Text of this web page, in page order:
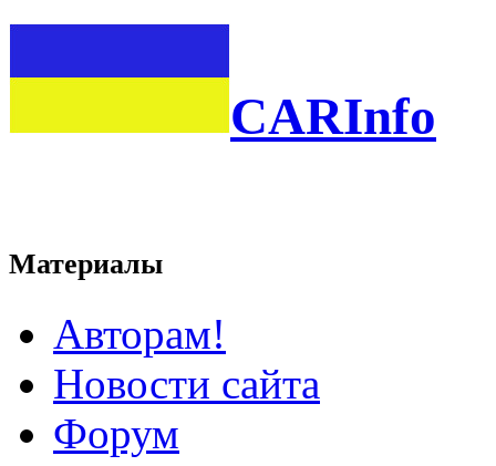
CARInfo
Материалы
Авторам!
Новости сайта
Форум